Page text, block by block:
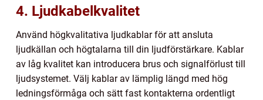
4. Ljudkabelkvalitet
Använd högkvalitativa ljudkablar för att ansluta
ljudkällan och högtalarna till din ljudförstärkare. Kablar
av låg kvalitet kan introducera brus och signalförlust till
ljudsystemet. Välj kablar av lämplig längd med hög
ledningsförmåga och sätt fast kontakterna ordentligt